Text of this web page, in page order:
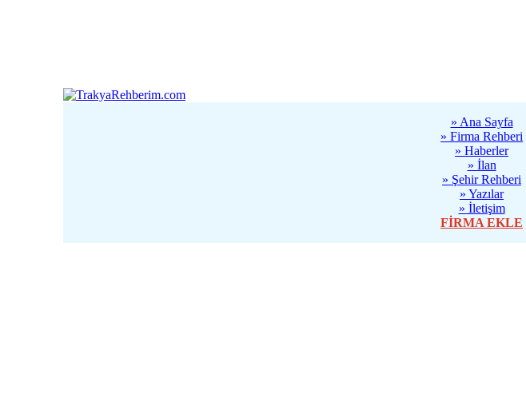
» Ana Sayfa
» Firma Rehberi
» Haberler
» İlan
» Şehir Rehberi
» Yazılar
» İletişim
FİRMA EKLE